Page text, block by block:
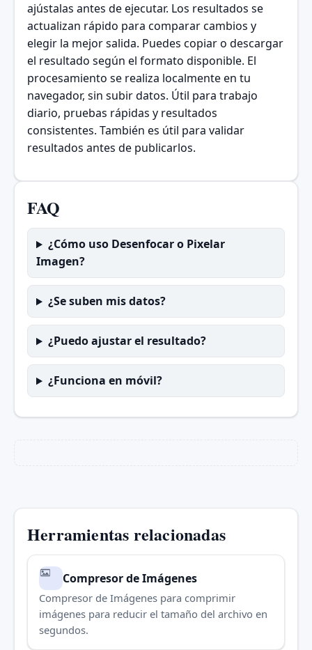
ajústalas antes de ejecutar. Los resultados se
actualizan rápido para comparar cambios y
elegir la mejor salida. Puedes copiar o descargar
el resultado según el formato disponible. El
procesamiento se realiza localmente en tu
navegador, sin subir datos. Útil para trabajo
diario, pruebas rápidas y resultados
consistentes. También es útil para validar
resultados antes de publicarlos.
FAQ
¿Cómo uso Desenfocar o Pixelar
Imagen?
¿Se suben mis datos?
¿Puedo ajustar el resultado?
¿Funciona en móvil?
Herramientas relacionadas
Compresor de Imágenes
Compresor de Imágenes para comprimir
imágenes para reducir el tamaño del archivo en
segundos.